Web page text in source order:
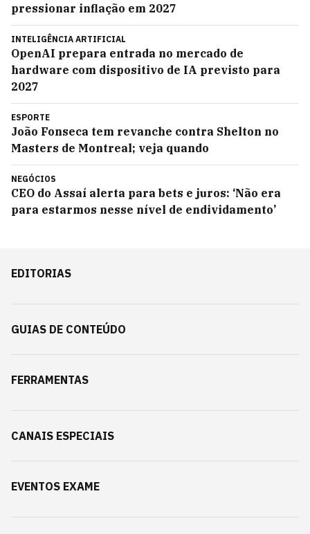
pressionar inflação em 2027
INTELIGÊNCIA ARTIFICIAL
OpenAI prepara entrada no mercado de
hardware com dispositivo de IA previsto para
2027
ESPORTE
João Fonseca tem revanche contra Shelton no
Masters de Montreal; veja quando
NEGÓCIOS
CEO do Assaí alerta para bets e juros: ‘Não era
para estarmos nesse nível de endividamento’
EDITORIAS
GUIAS DE CONTEÚDO
FERRAMENTAS
CANAIS ESPECIAIS
EVENTOS EXAME